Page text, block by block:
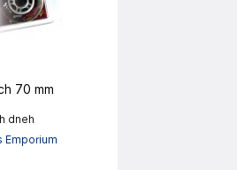
70 mm
dneh
Emporium